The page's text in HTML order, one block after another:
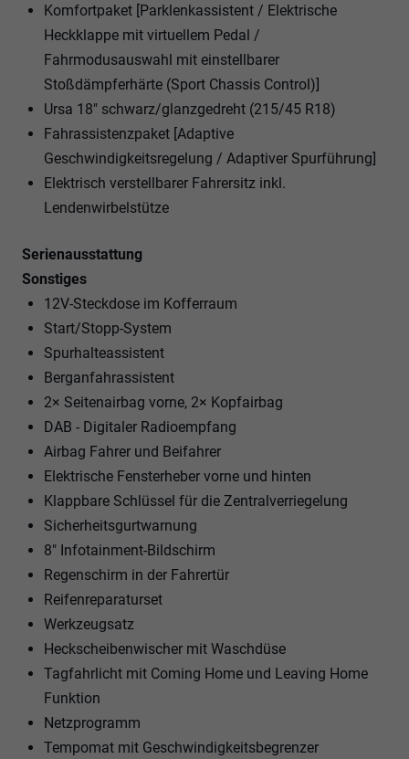
Komfortpaket [Parklenkassistent / Elektrische
Heckklappe mit virtuellem Pedal /
Fahrmodusauswahl mit einstellbarer
Stoßdämpferhärte (Sport Chassis Control)]
Ursa 18" schwarz/glanzgedreht (215/45 R18)
Fahrassistenzpaket [Adaptive
Geschwindigkeitsregelung / Adaptiver Spurführung]
Elektrisch verstellbarer Fahrersitz inkl.
Lendenwirbelstütze
Serienausstattung
Sonstiges
12V-Steckdose im Kofferraum
Start/Stopp-System
Spurhalteassistent
Berganfahrassistent
2× Seitenairbag vorne, 2× Kopfairbag
DAB - Digitaler Radioempfang
Airbag Fahrer und Beifahrer
Elektrische Fensterheber vorne und hinten
Klappbare Schlüssel für die Zentralverriegelung
Sicherheitsgurtwarnung
8" Infotainment-Bildschirm
Regenschirm in der Fahrertür
Reifenreparaturset
Werkzeugsatz
Heckscheibenwischer mit Waschdüse
Tagfahrlicht mit Coming Home und Leaving Home
Funktion
Netzprogramm
Tempomat mit Geschwindigkeitsbegrenzer